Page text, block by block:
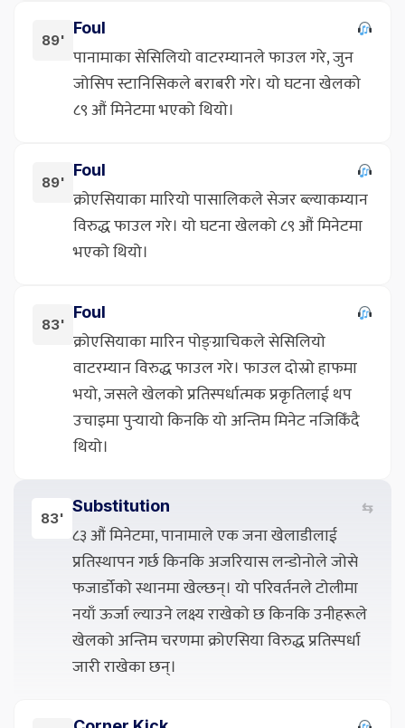
89'
Foul
पानामाका सेसिलियो वाटरम्यानले फाउल गरे, जुन
जोसिप स्टानिसिकले बराबरी गरे। यो घटना खेलको
८९ औं मिनेटमा भएको थियो।
89'
Foul
क्रोएसियाका मारियो पासालिकले सेजर ब्ल्याकम्यान
विरुद्ध फाउल गरे। यो घटना खेलको ८९ औं मिनेटमा
भएको थियो।
83'
Foul
क्रोएसियाका मारिन पोङ्ग्राचिकले सेसिलियो
वाटरम्यान विरुद्ध फाउल गरे। फाउल दोस्रो हाफमा
भयो, जसले खेलको प्रतिस्पर्धात्मक प्रकृतिलाई थप
उचाइमा पुर्‍यायो किनकि यो अन्तिम मिनेट नजिकिँदै
थियो।
83'
Substitution ⇆
८३ औं मिनेटमा, पानामाले एक जना खेलाडीलाई
प्रतिस्थापन गर्छ किनकि अजरियास लन्डोनोले जोसे
फजार्डोको स्थानमा खेल्छन्। यो परिवर्तनले टोलीमा
नयाँ ऊर्जा ल्याउने लक्ष्य राखेको छ किनकि उनीहरूले
खेलको अन्तिम चरणमा क्रोएसिया विरुद्ध प्रतिस्पर्धा
जारी राखेका छन्।